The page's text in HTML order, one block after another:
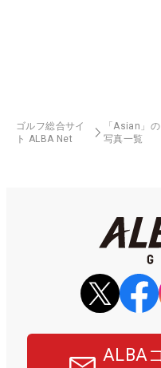
ゴルフ総合サイ
ト ALBA Net
「Asian」の
写真一覧
ALBA